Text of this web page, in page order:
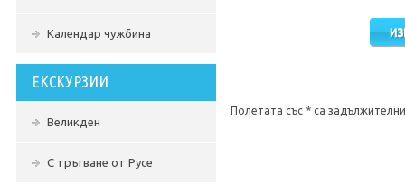
Календар чужбина
ЕКСКУРЗИИ
Великден
С тръгване от Русе
Полетата със * са